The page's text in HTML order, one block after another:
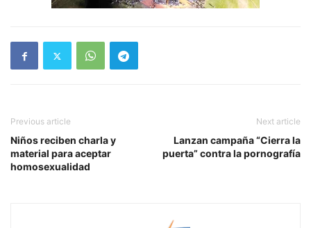
Previous article
Niños reciben charla y
material para aceptar
homosexualidad
Next article
Lanzan campaña “Cierra la
puerta” contra la pornografía